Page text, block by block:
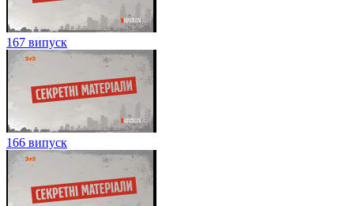
167 випуск
166 випуск